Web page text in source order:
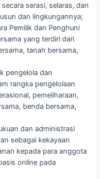
serasi, selaras, dan
dan lingkungannya;
Pemilik dan Penghuni
yang terdiri dari
tanah bersama,
pengelola dan
rangka pengelolaan
pemeliharaan,
benda bersama,
dan administrasi
sebagai kekayaan
kepada para anggota
online pada